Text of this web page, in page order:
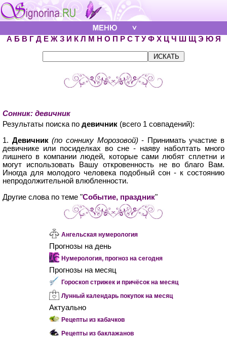
А Б В Г Д Е Ж З И К Л М Н О П Р С Т У Ф Х Ц Ч Ш Щ Э Ю Я
Сонник: девичник
Результаты поиска по девичник (всего 1 совпадений):
1. Девичник(по соннику Морозовой) - Принимать участие в
девичнике или посиделках во сне - наяву наболтать много
лишнего в компании людей, которые сами любят сплетни и
могут использовать Вашу откровенность не во благо Вам.
Иногда для молодого человека подобный сон - к состоянию
непродолжительной влюбленности.
Другие слова по теме "Событие, праздник"
Ангельская нумерология
Прогнозы на день
Нумерология, прогноз на сегодня
Прогнозы на месяц
Гороскоп стрижек и причёсок на месяц
Лунный календарь покупок на месяц
Актуально
Рецепты из кабачков
Рецепты из баклажанов